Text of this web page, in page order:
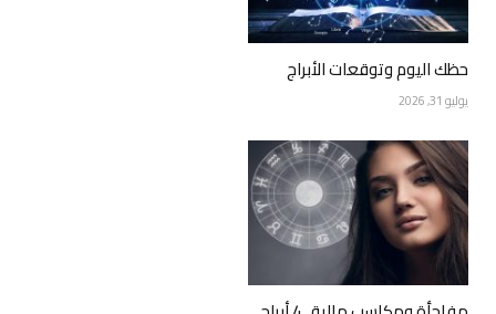
حظك اليوم وتوقعات الأبراج
يوليو 31, 2026